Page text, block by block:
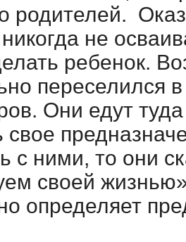
родителей.
не
ребенок.
переселился
Они едут
свое
с ними, то они
своей
определяет